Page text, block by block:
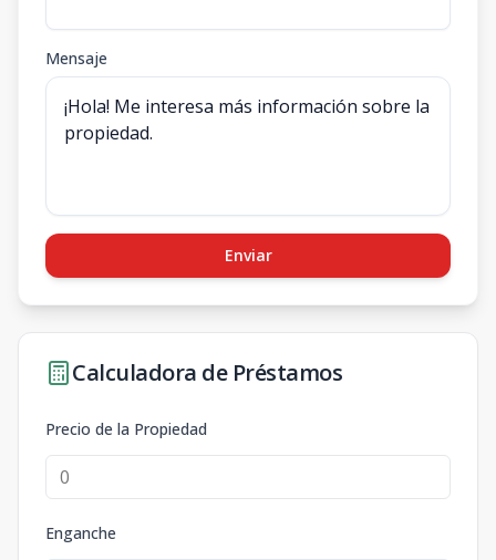
Mensaje
Enviar
Calculadora de Préstamos
Precio de la Propiedad
Enganche